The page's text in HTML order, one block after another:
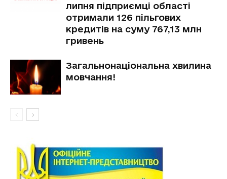
липня підприємці області
отримали 126 пільгових
кредитів на суму 767,13 млн
гривень
Загальнонаціональна хвилина
мовчання!